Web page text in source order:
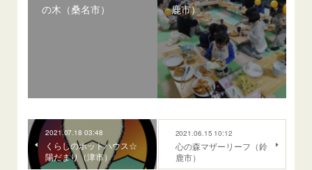
の木（桑名市）
鹿市）
2021.07.18 03:48
くらしのホットハウス☆
陽だまり（津市）
2021.06.15 10:12
心の森マザーリーフ（鈴
鹿市）